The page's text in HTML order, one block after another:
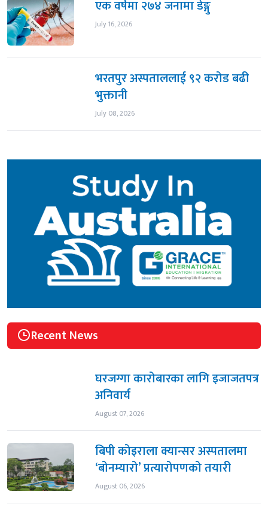
एक वर्षमा २७४ जनामा डेङ्गु
July 16, 2026
भरतपुर अस्पताललाई ९२ करोड बढी
भुक्तानी
July 08, 2026
Recent News
घरजग्गा कारोबारका लागि इजाजतपत्र
अनिवार्य
August 07, 2026
बिपी कोइराला क्यान्सर अस्पतालमा
‘बोनम्यारो’ प्रत्यारोपणको तयारी
August 06, 2026